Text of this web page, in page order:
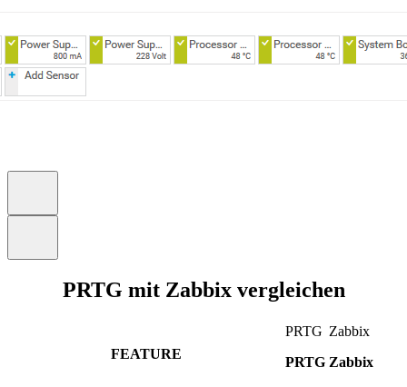
PRTG mit Zabbix vergleichen
FEATURE
PRTG
PRTG
Zabbix
Zabbix